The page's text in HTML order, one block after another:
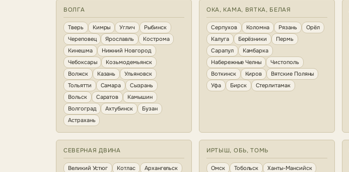
ВОЛГА
Тверь Кимры Углич
Рыбинск
Череповец
Ярославль
Кострома
Кинешма
Нижний Новгород
Чебоксары
Козьмодемьянск
Волжск
Казань
Ульяновск
Тольятти
Самара
Сызрань
Вольск
Саратов
Камышин
Волгоград
Ахтубинск
Бузан
Астрахань
ОКА, КАМА, ВЯТКА, БЕЛАЯ
Серпухов Коломна Рязань
Орёл
Калуга
Берёзники
Пермь
Сарапул
Камбарка
Набережные Челны
Чистополь
Воткинск
Киров
Вятские Поляны
Уфа
Бирск Стерлитамак
СЕВЕРНАЯ ДВИНА
Великий Устюг Котлас
Архангельск
ИРТЫШ, ОБЬ, ТОМЬ
Омск Тобольск
Ханты-Мансийск